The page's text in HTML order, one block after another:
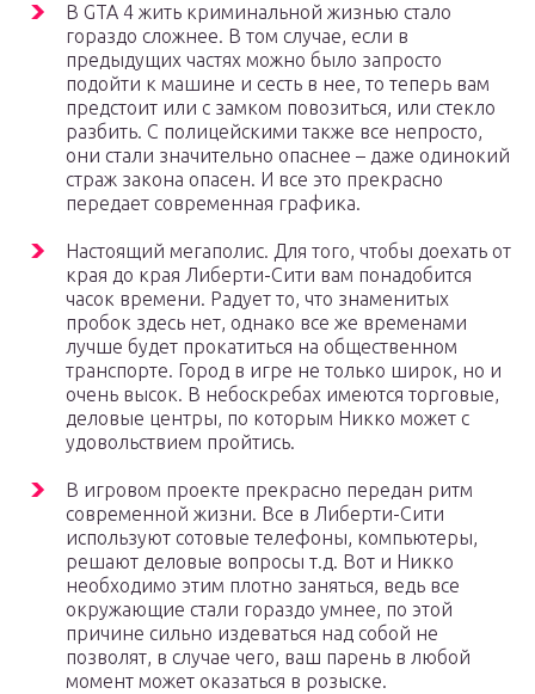
В GTA 4 жить криминальной жизнью стало
гораздо сложнее. В том случае, если в
предыдущих частях можно было запросто
подойти к машине и сесть в нее, то теперь вам
предстоит или с замком повозиться, или стекло
разбить. С полицейскими также все непросто,
они стали значительно опаснее – даже одинокий
страж закона опасен. И все это прекрасно
передает современная графика.
Настоящий мегаполис. Для того, чтобы доехать от
края до края Либерти-Сити вам понадобится
часок времени. Радует то, что знаменитых
пробок здесь нет, однако все же временами
лучше будет прокатиться на общественном
транспорте. Город в игре не только широк, но и
очень высок. В небоскребах имеются торговые,
деловые центры, по которым Никко может с
удовольствием пройтись.
В игровом проекте прекрасно передан ритм
современной жизни. Все в Либерти-Сити
используют сотовые телефоны, компьютеры,
решают деловые вопросы т.д. Вот и Никко
необходимо этим плотно заняться, ведь все
окружающие стали гораздо умнее, по этой
причине сильно издеваться над собой не
позволят, в случае чего, ваш парень в любой
момент может оказаться в розыске.